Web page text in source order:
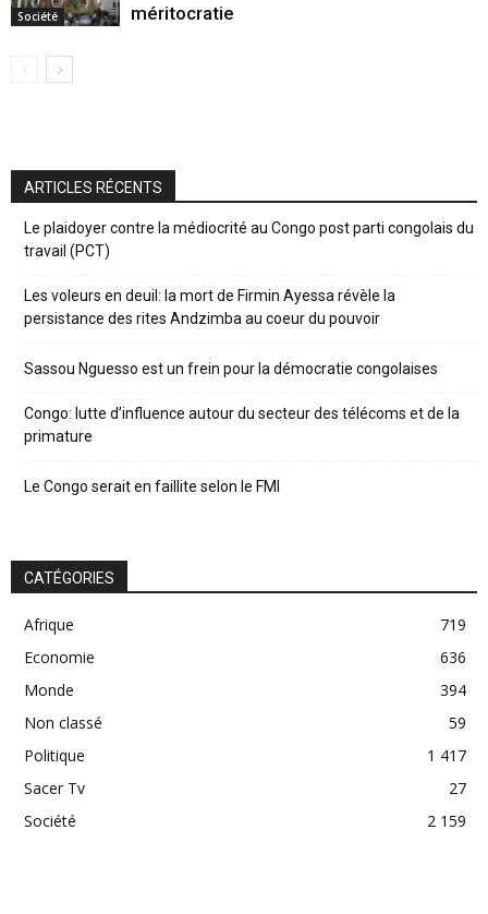
Société
méritocratie
ARTICLES RÉCENTS
Le plaidoyer contre la médiocrité au Congo post parti congolais du
travail (PCT)
Les voleurs en deuil: la mort de Firmin Ayessa révèle la
persistance des rites Andzimba au coeur du pouvoir
Sassou Nguesso est un frein pour la démocratie congolaises
Congo: lutte d’influence autour du secteur des télécoms et de la
primature
Le Congo serait en faillite selon le FMI
CATÉGORIES
Afrique
719
Economie
636
Monde
394
Non classé
59
Politique
1 417
Sacer Tv
27
Société
2 159